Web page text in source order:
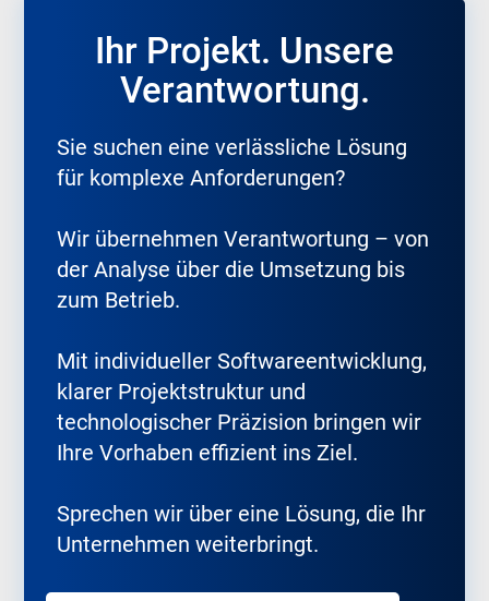
Ihr Projekt. Unsere
Verantwortung.
Sie suchen eine verlässliche Lösung
für komplexe Anforderungen?
Wir übernehmen Verantwortung – von
der Analyse über die Umsetzung bis
zum Betrieb.
Mit individueller Softwareentwicklung,
klarer Projektstruktur und
technologischer Präzision bringen wir
Ihre Vorhaben effizient ins Ziel.
Sprechen wir über eine Lösung, die Ihr
Unternehmen weiterbringt.